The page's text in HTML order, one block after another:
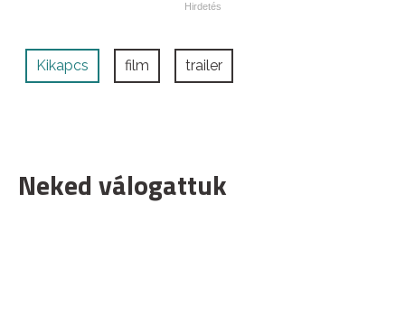
Kikapcs film trailer
Neked válogattuk